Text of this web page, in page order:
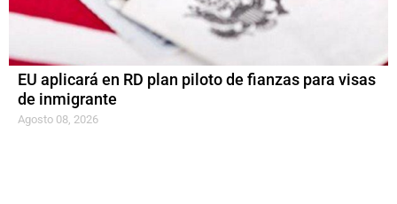
EU aplicará en RD plan piloto de fianzas para visas
de inmigrante
Agosto 08, 2026